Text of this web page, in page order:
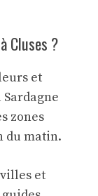
Cluses ?
et
zones
du matin.
et